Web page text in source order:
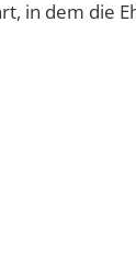
in dem die